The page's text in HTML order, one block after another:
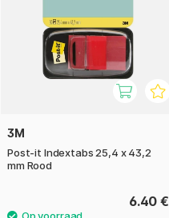
3M
Post-it Indextabs 25,4 x 43,2
mm Rood
6.40 €